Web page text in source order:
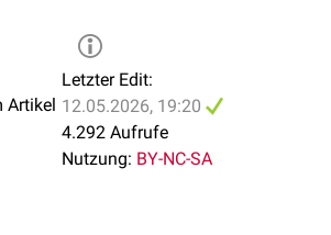
Letzter Edit:
12.05.2026, 19:20
4.292 Aufrufe
Nutzung: BY-NC-SA